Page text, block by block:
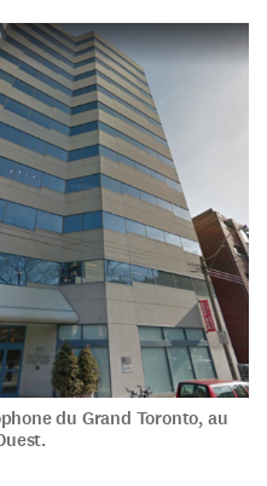
du Grand Toronto, au